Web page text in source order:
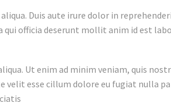
Duis aute irure dolor in
officia deserunt mollit anim id est
Ut enim ad minim veniam, quis
velit esse cillum dolore eu fugiat nulla